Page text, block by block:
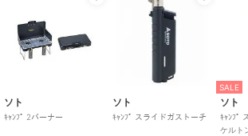
ソト
ｷｬﾝﾌﾟ 2バーナー
ソト
ｷｬﾝﾌﾟ スライドガストーチ
SALE
ソト
ｷｬﾝﾌﾟ
ケルト